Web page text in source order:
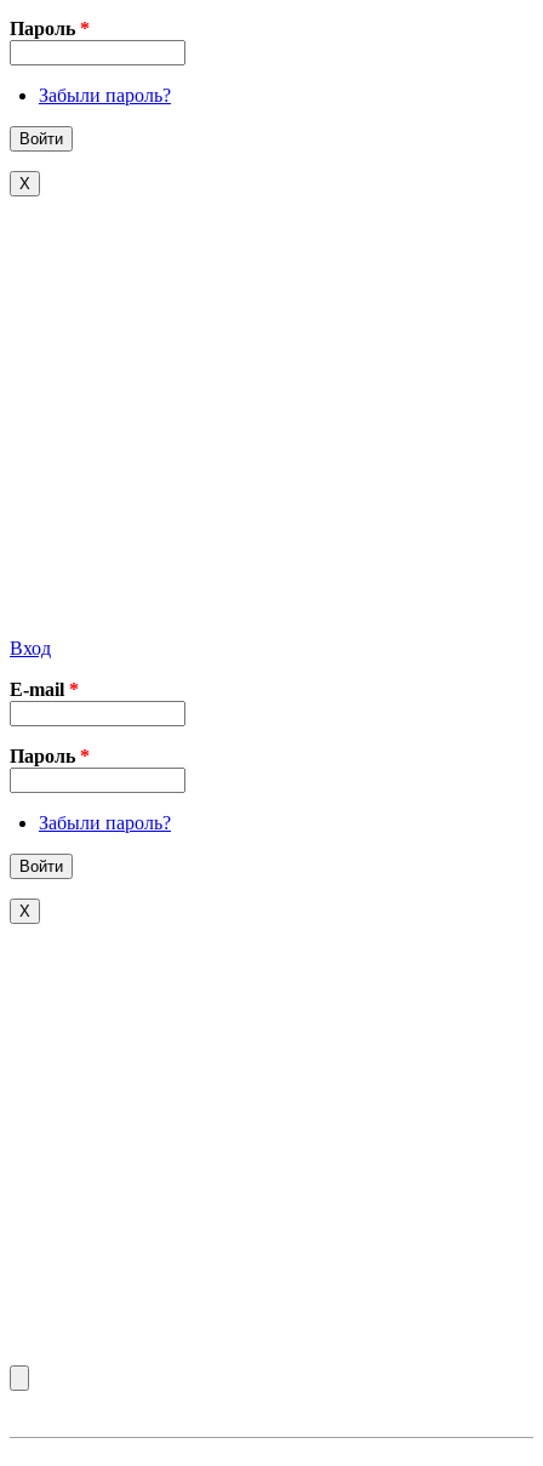
X
Пароль *
Забыли пароль?
X
Вход
E-mail *
Пароль *
Забыли пароль?
X